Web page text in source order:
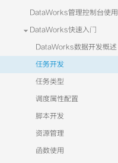
DataWorks管理控制台使用
DataWorks快速入门
DataWorks数据开发概述
任务开发
任务类型
调度属性配置
脚本开发
资源管理
函数使用